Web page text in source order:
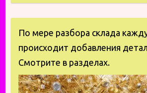
По мере разбора склада
происходит добавления
Смотрите в разделах.